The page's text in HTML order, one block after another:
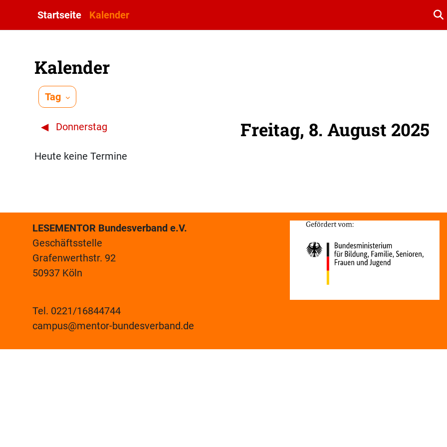
Startseite Kalender
Kalender
Tag
◀︎ Donnerstag Freitag, 8. August 2025
Heute keine Termine
LESEMENTOR Bundesverband e.V.
Geschäftsstelle
Grafenwerthstr. 92
50937 Köln
Tel. 0221/16844744
campus@mentor-bundesverband.de